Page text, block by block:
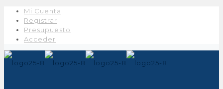
Mi Cuenta
Registrar
Presupuesto
Acceder